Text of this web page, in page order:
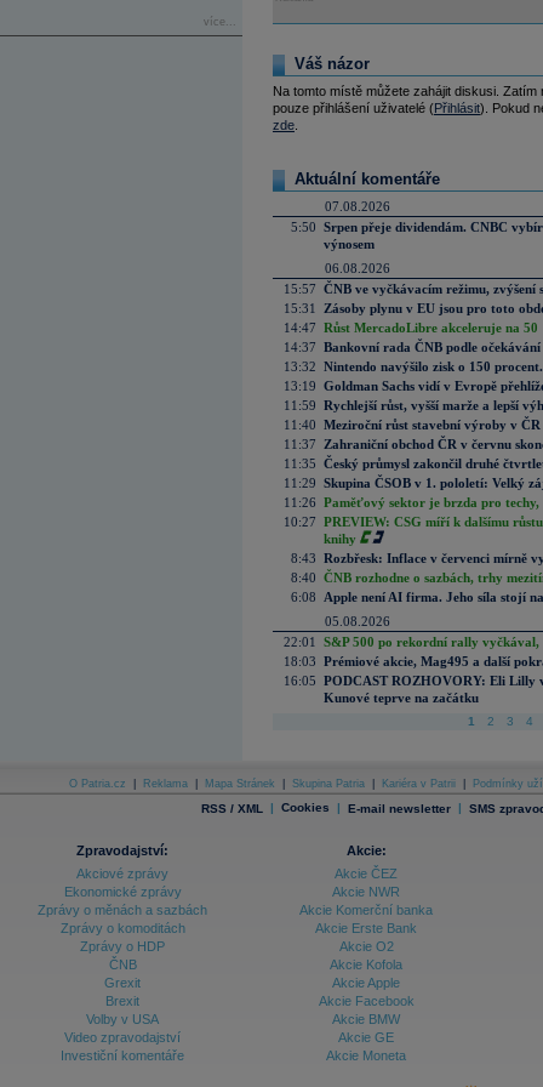
více...
Váš názor
Na tomto místě můžete zahájit diskusi.
pouze přihlášení uživatelé (Přihlásit). Pokud
zde
Aktuální komentáře
07.08.2026
5:50 Srpen přeje dividendám. CNBC
výnosem
06.08.2026
15:57 ČNB ve vyčkávacím režimu, zvýšení
15:31
Zásoby plynu v EU jsou pro toto
14:47 Růst MercadoLibre akceleruje na
14:37 Bankovní rada ČNB podle
13:32 Nintendo navýšilo zisk o 150
13:19 Goldman Sachs vidí v Evropě
11:59 Rychlejší růst, vyšší marže a lepší
11:40 Meziroční růst stavební výroby v
11:37
Zahraniční obchod ČR v červnu
11:35 Český průmysl zakončil druhé
11:29 Skupina ČSOB v 1. pololetí: Velký
11:26 Paměťový sektor je brzda pro techy,
10:27 PREVIEW: CSG míří k dalšímu
knihy
8:43 Rozbřesk: Inflace v červenci mírně
8:40 ČNB rozhodne o sazbách, trhy
6:08
Apple není AI firma. Jeho síla stojí
05.08.2026
22:01
S&P 500 po rekordní rally vyčkával,
18:03 Prémiové akcie, Mag495 a další
16:05 PODCAST ROZHOVORY: Eli Lilly
Kunové teprve na začátku
1 2 3 4
O Patria.cz Reklama Mapa Stránek Skupina Patria Kariéra v Patrii Podmínky
RSS / XML | Cookies | E-mail newsletter | SMS
Zpravodajství:
Akciové zprávy
Ekonomické zprávy
Zprávy o měnách a sazbách
Zprávy o komoditách
Zprávy o HDP
ČNB
Grexit
Brexit
Volby v USA
Video zpravodajství
Investiční komentáře
Akcie:
Akcie ČEZ
Akcie NWR
Akcie Komerční banka
Akcie Erste Bank
Akcie O2
Akcie Kofola
Akcie Apple
Akcie Facebook
Akcie BMW
Akcie GE
Akcie Moneta